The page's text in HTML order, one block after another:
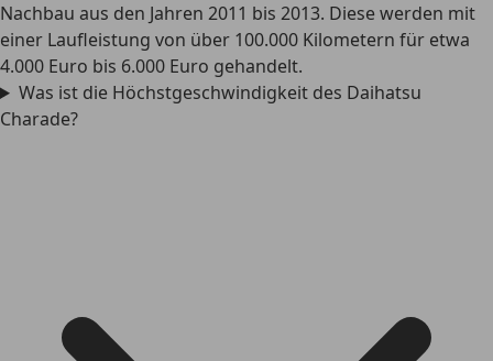
Nachbau aus den Jahren 2011 bis 2013. Diese werden mit
einer Laufleistung von über 100.000 Kilometern für etwa
4.000 Euro bis 6.000 Euro gehandelt.
Was ist die Höchstgeschwindigkeit des Daihatsu
Charade?